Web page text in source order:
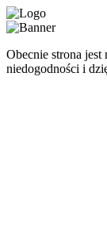
Obecnie strona jest
niedogodności i